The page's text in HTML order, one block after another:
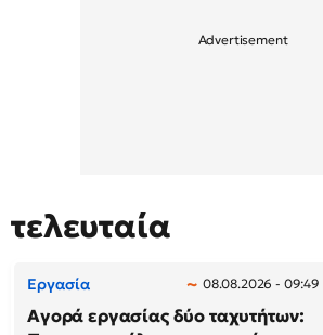
τελευταία
Εργασία 08.08.2026 - 09:49
Αγορά εργασίας δύο ταχυτήτων: